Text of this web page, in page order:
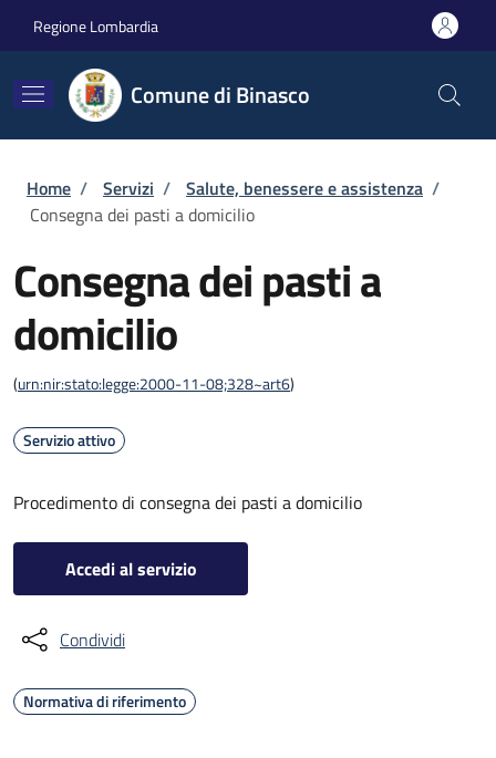
Regione Lombardia
Comune di Binasco
Briciole di pane
Home / Servizi / Salute, benessere e assistenza /
Consegna dei pasti a domicilio
Consegna dei pasti a
domicilio
(urn:nir:stato:legge:2000-11-08;328~art6)
Servizio attivo
Procedimento di consegna dei pasti a domicilio
Accedi al servizio
Condividi
Normativa di riferimento